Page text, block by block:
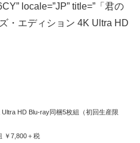
locale=”JP” title=”「君の
・エディション 4K Ultra HD
HD Blu-ray同梱5枚組（初回生産限
￥7,800＋税